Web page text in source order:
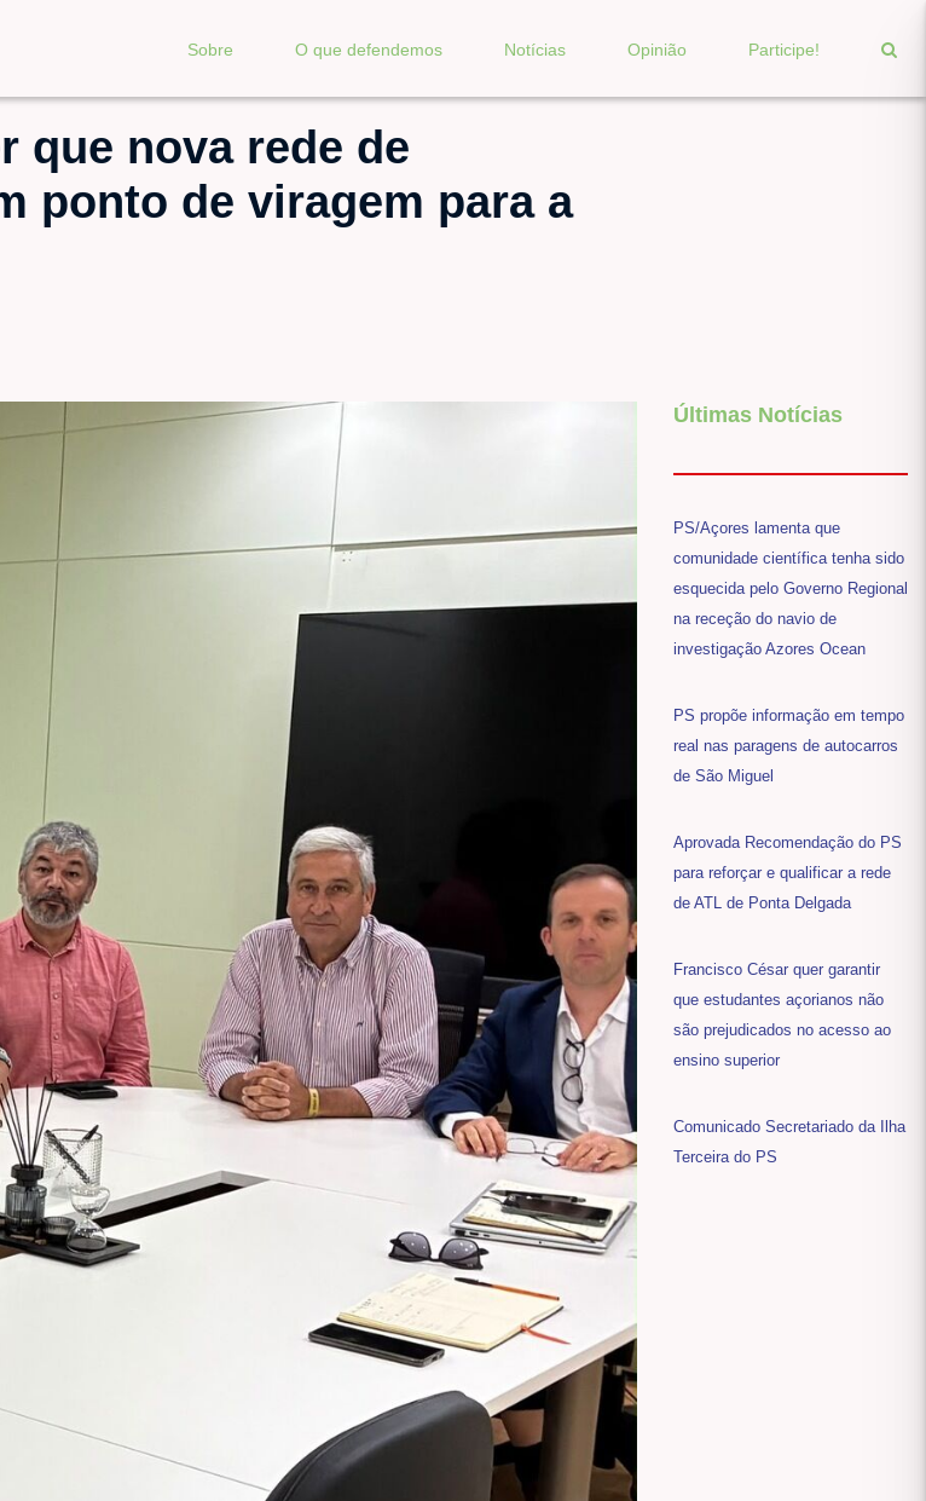
Sobre O que defendemos Notícias Opinião Participe!
que nova rede de
ponto de viragem para a
Últimas Notícias
PS/Açores lamenta que
comunidade científica tenha sido
esquecida pelo Governo Regional
na receção do navio de
investigação Azores Ocean
PS propõe informação em tempo
real nas paragens de autocarros
de São Miguel
Aprovada Recomendação do PS
para reforçar e qualificar a rede
de ATL de Ponta Delgada
Francisco César quer garantir
que estudantes açorianos não
são prejudicados no acesso ao
ensino superior
Comunicado Secretariado da Ilha
Terceira do PS